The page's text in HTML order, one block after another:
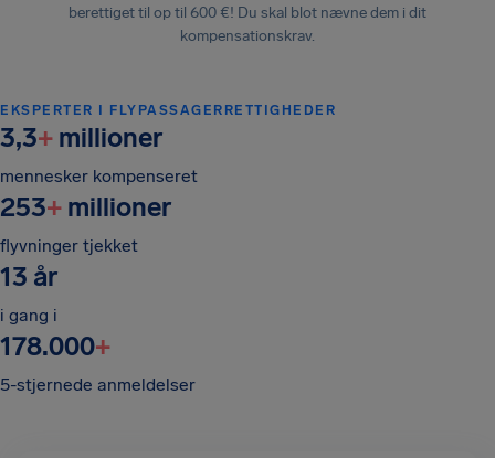
berettiget til op til 600 €! Du skal blot nævne dem i dit
kompensationskrav.
EKSPERTER I FLYPASSAGERRETTIGHEDER
3,3+ millioner
mennesker kompenseret
253+ millioner
flyvninger tjekket
13 år
i gang i
178.000+
5-stjernede anmeldelser